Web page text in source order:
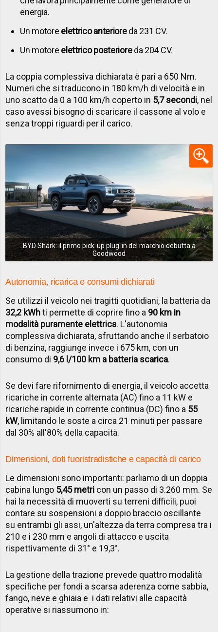
energia.
Un motore elettrico anterioreda 231 CV.
Un motore elettrico posterioreda 204 CV.
La coppia complessiva dichiarata è pari a 650 Nm.
Numeri che si traducono in 180 km/h di velocità e in
uno scatto da 0 a 100 km/h coperto in 5,7 secondi, nel
caso avessi bisogno di scaricare il cassone al volo e
senza troppi riguardi per il carico.
BYD Shark: il primo pick-up plug-in del marchio debutta a
Goodwood
Autonomia, ricarica e consumi dichiarati
Se utilizzi il veicolo nei tragitti quotidiani, la batteria da
32,2 kWhti permette di coprire fino a 90 km in
modalità puramente elettrica. L'autonomia
complessiva dichiarata, sfruttando anche il serbatoio
di benzina, raggiunge invece i 675 km, con un
consumo di 9,6 l/100 km a batteria scarica.
Se devi fare rifornimento di energia, il veicolo accetta
ricariche in corrente alternata (AC) fino a 11 kW e
ricariche rapide in corrente continua (DC) fino a 55
kW, limitando le soste a circa 21 minuti per passare
dal 30% all'80% della capacità.
Dimensioni, doti fuoristradistiche e capacità di carico
Le dimensioni sono importanti: parliamo di un doppia
cabina lungo 5,45 metri con un passo di 3.260 mm. Se
hai la necessità di muoverti su terreni difficili, puoi
contare su sospensioni a doppio braccio oscillante
su entrambi gli assi, un'altezza da terra compresa tra i
210 e i 230 mm e angoli di attacco e uscita
rispettivamente di 31° e 19,3°.
La gestione della trazione prevede quattro modalità
specifiche per fondi a scarsa aderenza come sabbia,
fango, neve e ghiaia e i dati relativi alle capacità
operative si riassumono in: